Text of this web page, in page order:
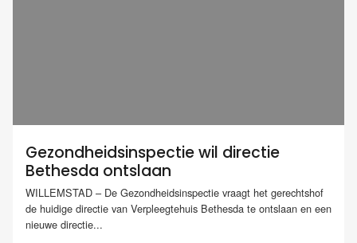
Gezondheidsinspectie wil directie
Bethesda ontslaan
WILLEMSTAD – De Gezondheidsinspectie vraagt het gerechtshof
de huidige directie van Verpleegtehuis Bethesda te ontslaan en een
nieuwe directie...